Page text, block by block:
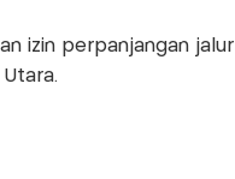
izin perpanjangan jalur